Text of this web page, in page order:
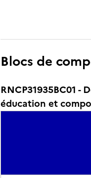
Blocs de
RNCP31935BC01
éducation et